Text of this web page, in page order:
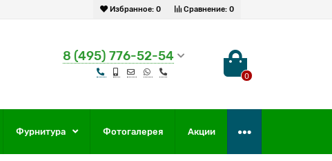
Сравнение: 0
Избранное: 0
8 (495) 776-52-54
0
Фурнитура Фотогалерея Акции